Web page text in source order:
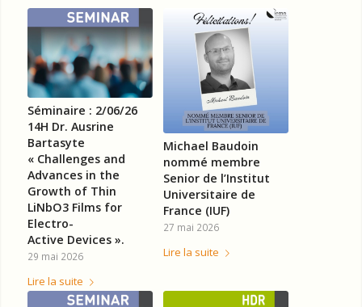
Séminaire : 2/06/26
14H Dr. Ausrine
Bartasyte
« Challenges and
Advances in the
Growth of Thin
LiNbO3 Films for
Electro-
Active Devices ».
29 mai 2026
Lire la suite
Michael Baudoin
nommé membre
Senior de l’Institut
Universitaire de
France (IUF)
27 mai 2026
Lire la suite